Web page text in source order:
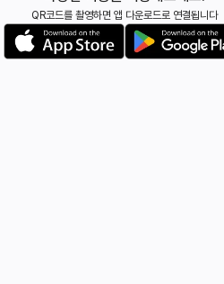
QR코드를 촬영하면 앱 다운로드로 연결됩니다